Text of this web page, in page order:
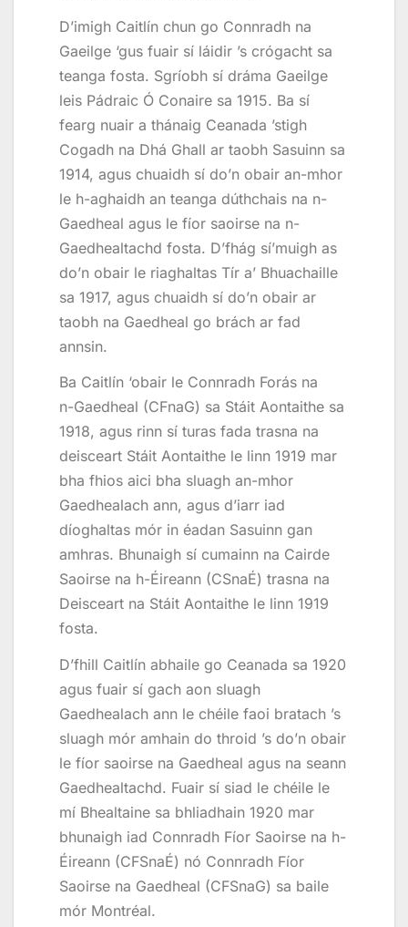
D’imigh Caitlín chun go Connradh na
Gaeilge ‘gus fuair sí láidir ’s crógacht sa
teanga fosta. Sgríobh sí dráma Gaeilge
leis Pádraic Ó Conaire sa 1915. Ba sí
fearg nuair a thánaig Ceanada ’stigh
Cogadh na Dhá Ghall ar taobh Sasuinn sa
1914, agus chuaidh sí do’n obair an-mhor
le h-aghaidh an teanga dúthchais na n-
Gaedheal agus le fíor saoirse na n-
Gaedhealtachd fosta. D’fhág sí’muigh as
do’n obair le riaghaltas Tír a’ Bhuachaille
sa 1917, agus chuaidh sí do’n obair ar
taobh na Gaedheal go brách ar fad
annsin.
Ba Caitlín ‘obair le Connradh Forás na
n-Gaedheal (CFnaG) sa Stáit Aontaithe sa
1918, agus rinn sí turas fada trasna na
deisceart Stáit Aontaithe le linn 1919 mar
bha fhios aici bha sluagh an-mhor
Gaedhealach ann, agus d’iarr iad
díoghaltas mór in éadan Sasuinn gan
amhras. Bhunaigh sí cumainn na Cairde
Saoirse na h-Éireann (CSnaÉ) trasna na
Deisceart na Stáit Aontaithe le linn 1919
fosta.
D’fhill Caitlín abhaile go Ceanada sa 1920
agus fuair sí gach aon sluagh
Gaedhealach ann le chéile faoi bratach ’s
sluagh mór amhain do throid ’s do’n obair
le fíor saoirse na Gaedheal agus na seann
Gaedhealtachd. Fuair sí siad le chéile le
mí Bhealtaine sa bhliadhain 1920 mar
bhunaigh iad Connradh Fíor Saoirse na h-
Éireann (CFSnaÉ) nó Connradh Fíor
Saoirse na Gaedheal (CFSnaG) sa baile
mór Montréal.